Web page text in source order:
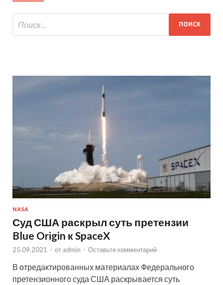
NASA
Суд США раскрыл суть претензии
Blue Origin к SpaceX
25.09.2021 - от admin - Оставьте комментарий
В отредактированных материалах Федерального
претензионного суда США раскрывается суть